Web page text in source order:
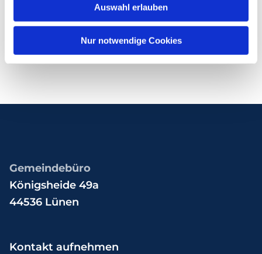
Auswahl erlauben
Nur notwendige Cookies
Gemeindebüro
Königsheide 49a
44536 Lünen
Kontakt aufnehmen